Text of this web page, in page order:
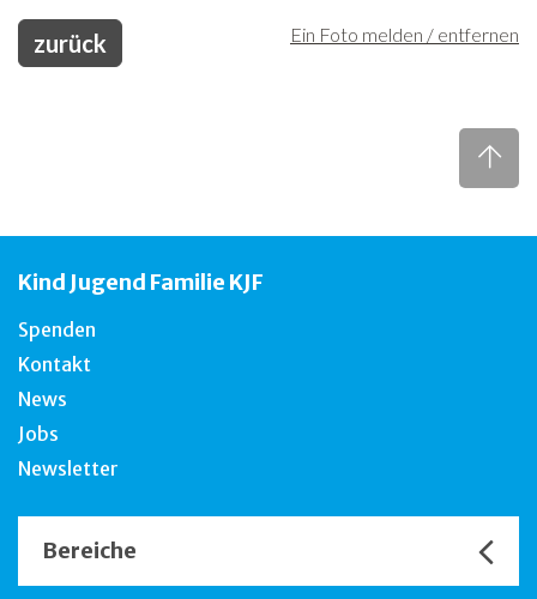
Ein Foto melden / entfernen
zurück
Kind Jugend Familie KJF
Spenden
Kontakt
News
Jobs
Newsletter
Bereiche